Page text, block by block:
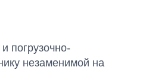
погрузочно-
незаменимой на